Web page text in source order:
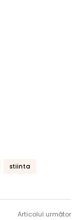
stiinta
Articolul următor